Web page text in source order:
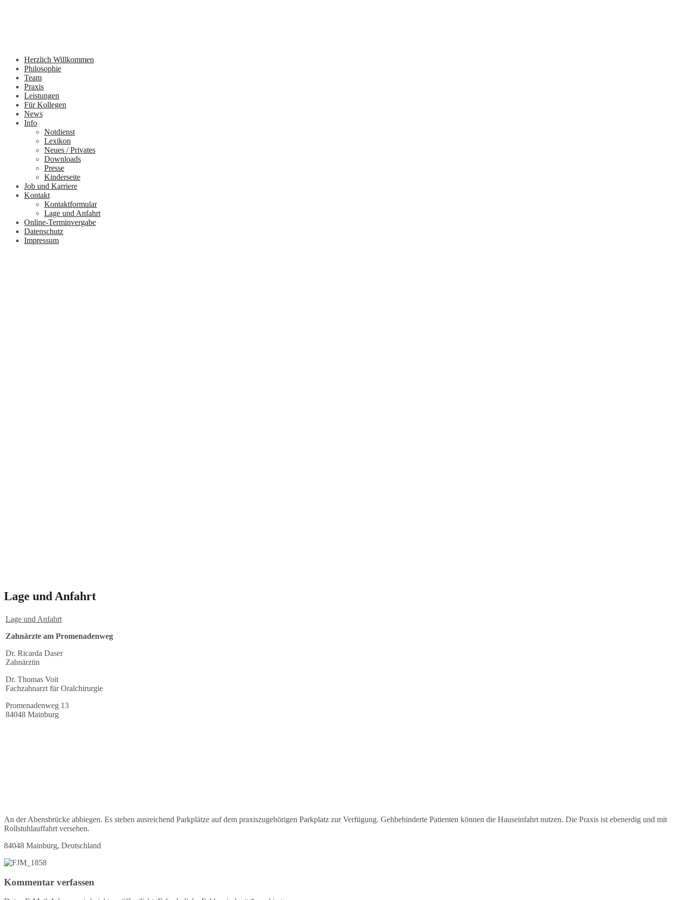
Herzlich Willkommen
Philosophie
Team
Praxis
Leistungen
Für Kollegen
News
Info
Notdienst
Lexikon
Neues / Privates
Downloads
Presse
Kinderseite
Job und Karriere
Kontakt
Kontaktformular
Lage und Anfahrt
Online-Terminvergabe
Datenschutz
Impressum
Lage und Anfahrt
Lage und Anfahrt
Zahnärzte am Promenadenweg
Dr. Ricarda Daser
Zahnärztin
Dr. Thomas Voit
Fachzahnarzt für Oralchirurgie
Promenadenweg 13
84048 Mainburg
An der Abensbrücke abbiegen. Es stehen ausreichend Parkplätze auf dem praxiszugehörigen Parkplatz zur Verfügung. Gehbehinderte Patienten können die Hauseinfahrt nutzen. Die Praxis ist ebenerdig und mit
Rollstuhlauffahrt versehen.
84048 Mainburg, Deutschland
Kommentar verfassen